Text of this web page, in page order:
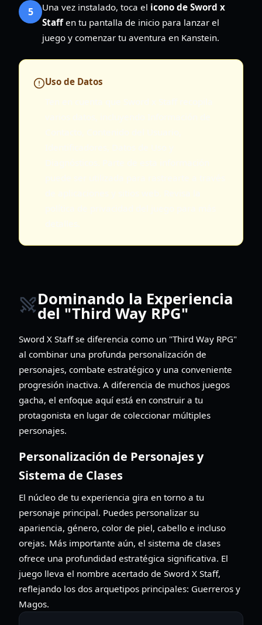
5 Una vez instalado, toca el icono de Sword x
Staffen tu pantalla de inicio para lanzar el
juego y comenzar tu aventura en Kanstein.
Uso de Datos
Dominando la Experiencia
del "Third Way RPG"
Sword X Staff se diferencia como un "Third Way RPG"
al combinar una profunda personalización de
personajes, combate estratégico y una conveniente
progresión inactiva. A diferencia de muchos juegos
gacha, el enfoque aquí está en construir a tu
protagonista en lugar de coleccionar múltiples
personajes.
Personalización de Personajes y
Sistema de Clases
El núcleo de tu experiencia gira en torno a tu
personaje principal. Puedes personalizar su
apariencia, género, color de piel, cabello e incluso
orejas. Más importante aún, el sistema de clases
ofrece una profundidad estratégica significativa. El
juego lleva el nombre acertado de Sword X Staff,
reflejando los dos arquetipos principales: Guerreros y
Magos.